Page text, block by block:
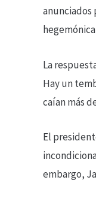
anunciados
La
Hay un
caían más
El
embargo,